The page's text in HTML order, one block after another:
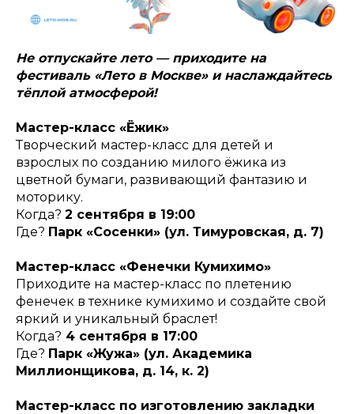
Не отпускайте лето — приходите на
фестиваль «Лето в Москве» и наслаждайтесь
тёплой атмосферой!
Мастер-класс «Ёжик»
Творческий мастер-класс для детей и
взрослых по созданию милого ёжика из
цветной бумаги, развивающий фантазию и
моторику.
Когда? 2 сентября в 19:00
Где? Парк «Сосенки» (ул. Тимуровская, д. 7)
Мастер-класс «Фенечки Кумихимо»
Приходите на мастер-класс по плетению
фенечек в технике кумихимо и создайте свой
яркий и уникальный браслет!
Когда? 4 сентября в 17:00
Где? Парк «Жужа» (ул. Академика
Миллионщикова, д. 14, к. 2)
Мастер-класс по изготовлению закладки